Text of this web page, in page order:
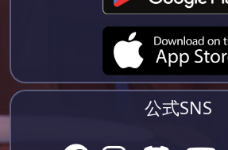
公式SNS